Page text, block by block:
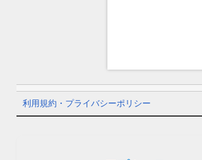
利用規約・プライバシーポリシー